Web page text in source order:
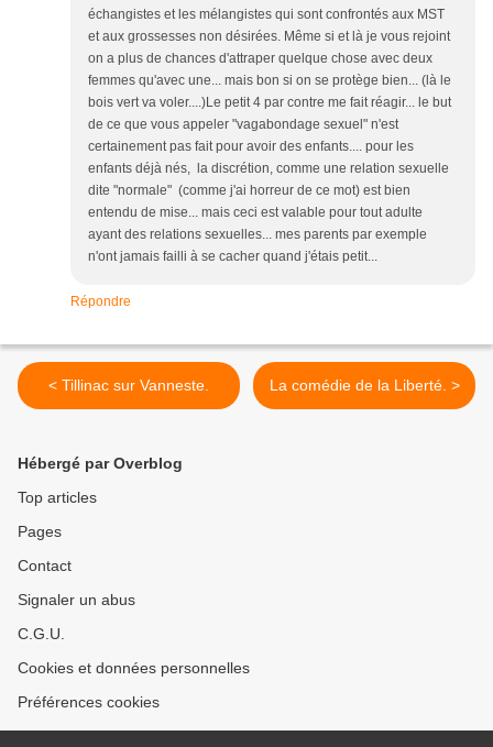
échangistes et les mélangistes qui sont confrontés aux MST
et aux grossesses non désirées. Même si et là je vous rejoint
on a plus de chances d'attraper quelque chose avec deux
femmes qu'avec une... mais bon si on se protège bien... (là le
bois vert va voler....)Le petit 4 par contre me fait réagir... le but
de ce que vous appeler "vagabondage sexuel" n'est
certainement pas fait pour avoir des enfants.... pour les
enfants déjà nés, la discrétion, comme une relation sexuelle
dite "normale" (comme j'ai horreur de ce mot) est bien
entendu de mise... mais ceci est valable pour tout adulte
ayant des relations sexuelles... mes parents par exemple
n'ont jamais failli à se cacher quand j'étais petit...
Répondre
< Tillinac sur Vanneste. La comédie de la Liberté. >
Hébergé par Overblog
Top articles
Pages
Contact
Signaler un abus
C.G.U.
Cookies et données personnelles
Préférences cookies